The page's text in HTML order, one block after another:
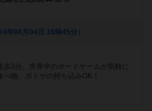
年08月04日 16時45分）
歩3分。世界中のボードゲームが気軽に
物、ボドゲの持ち込みOK！